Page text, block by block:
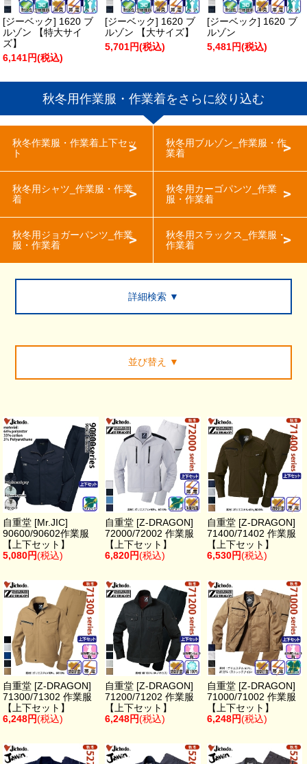
[ジーベック] 1620 ブ
ルゾン 【特大サイ
ズ】
6,141円(税込)
[ジーベック] 1620 ブ
ルゾン 【大サイズ】
5,701円(税込)
[ジーベック] 1620 ブ
ルゾン
5,481円(税込)
秋冬用作業服・作業着をさらに絞り込む
秋冬作業服・作業着上下セッ
ト
秋冬用ブルゾン_作業服・作
業着
秋冬用シャツ_作業服・作業
着
秋冬用カーゴパンツ_作業
服・作業着
秋冬用ジョガーパンツ_作業
服・作業着
秋冬用スラックス_作業服・
作業着
詳細検索 ▼
並び替え ▼
自重堂 [Mr.JIC]
90600/90602作業服
【上下セット】
5,080円(税込)
自重堂 [Z-DRAGON]
72000/72002 作業服
【上下セット】
6,820円(税込)
自重堂 [Z-DRAGON]
71400/71402 作業服
【上下セット】
6,530円(税込)
自重堂 [Z-DRAGON]
71300/71302 作業服
【上下セット】
6,248円(税込)
自重堂 [Z-DRAGON]
71200/71202 作業服
【上下セット】
6,248円(税込)
自重堂 [Z-DRAGON]
71000/71002 作業服
【上下セット】
6,248円(税込)